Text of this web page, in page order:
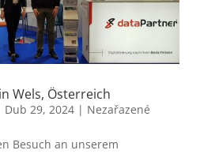
Wels, Österreich
Dub 29, 2024| Nezařazené
Besuch an unserem